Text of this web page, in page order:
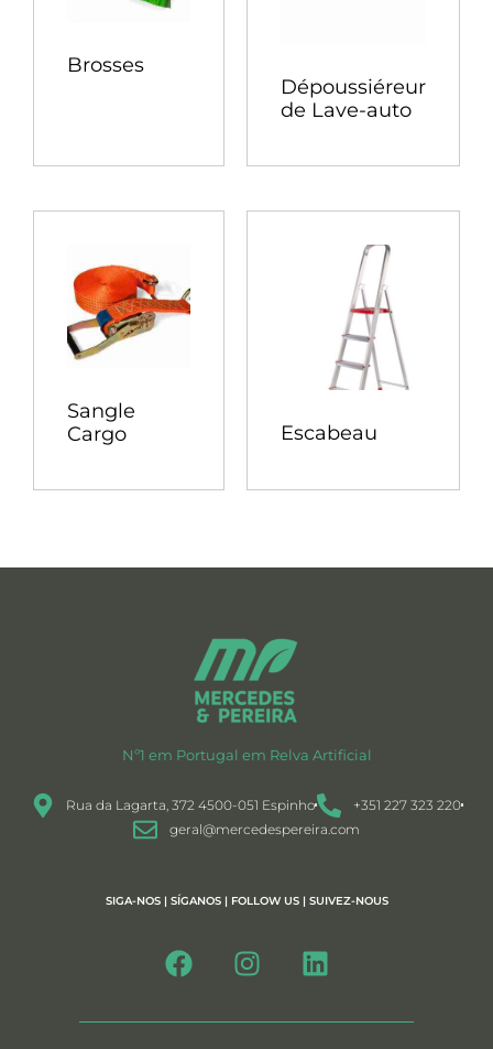
Brosses
Dépoussiéreur
de Lave-auto
Sangle
Cargo
Escabeau
Nº1 em Portugal em Relva Artificial
Rua da Lagarta, 372 4500-051 Espinho
+351 227 323 220
geral@mercedespereira.com
SIGA-NOS | SÍGANOS | FOLLOW US | SUIVEZ-NOUS